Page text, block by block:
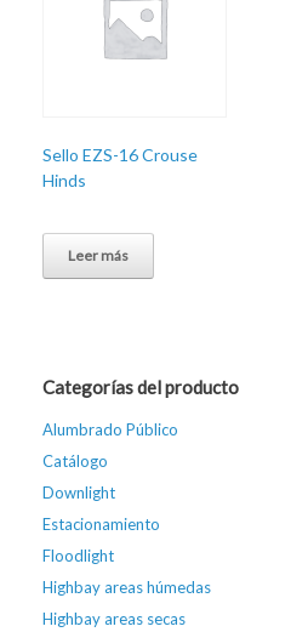
Sello EZS-16 Crouse
Hinds
Leer más
Categorías del producto
Alumbrado Público
Catálogo
Downlight
Estacionamiento
Floodlight
Highbay areas húmedas
Highbay areas secas